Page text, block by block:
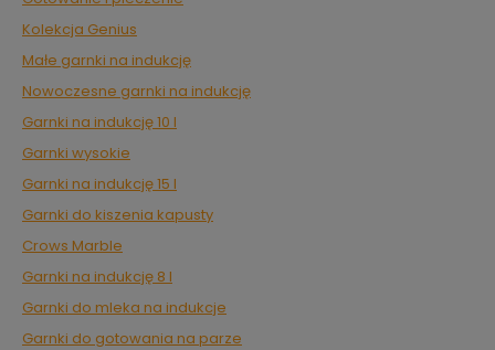
Kolekcja Genius
Małe garnki na indukcję
Nowoczesne garnki na indukcję
Garnki na indukcję 10 l
Garnki wysokie
Garnki na indukcję 15 l
Garnki do kiszenia kapusty
Crows Marble
Garnki na indukcję 8 l
Garnki do mleka na indukcje
Garnki do gotowania na parze